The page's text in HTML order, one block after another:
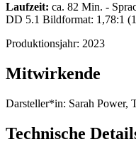
Laufzeit: ca. 82 Min. -
DD 5.1 Bildformat: 1,78:1
Produktionsjahr: 2023
Mitwirkende
Darsteller*in: Sarah Power,
Technische